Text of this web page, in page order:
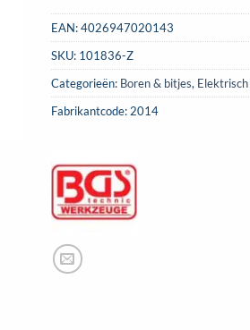
EAN:4026947020143
SKU: 101836-Z
Categorieën: Boren & bitjes,
Fabrikantcode: 2014